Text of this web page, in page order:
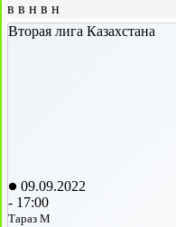
в в н в н
Вторая лига Казахстана
09.09.2022
- 17:00
Тараз М